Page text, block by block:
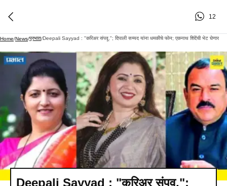
12
Home/News/प्रभात/Deepali Sayyad : "करिअर संपवू."; दिपाली सय्यद यांना धमकीचे फोन; एकनाथ शिंदेंची भेट घेणार
Deepali Sayyad : "करिअर संपवू.";